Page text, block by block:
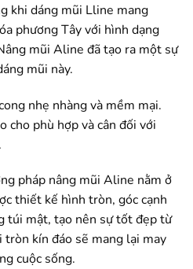
khi dáng mũi Lline mang
phương Tây với hình dạng
mũi Aline đã tạo ra một sự
mũi này.
nhẹ nhàng và mềm mại.
cho phù hợp và cân đối với
pháp nâng mũi Aline nằm ở
thiết kế hình tròn, góc cạnh
túi mật, tạo nên sự tốt đẹp từ
kín đáo sẽ mang lại may
cuộc sống.